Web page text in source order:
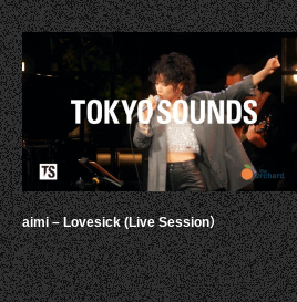
aimi – Lovesick (Live Session）